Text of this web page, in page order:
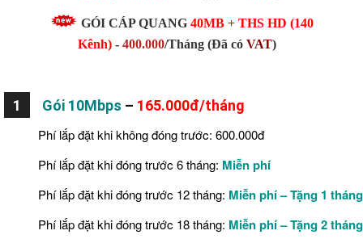
GÓI CÁP QUANG 40MB + THS HD (140
Kênh) - 400.000/Tháng (Đã có VAT)
1 Gói 10Mbps – 165.000đ/tháng
Phí lắp đặt khi không đóng trước: 600.000đ
Phí lắp đặt khi đóng trước 6 tháng: Miễn phí
Phí lắp đặt khi đóng trước 12 tháng: Miễn phí – Tặng 1
Phí lắp đặt khi đóng trước 18 tháng: Miễn phí – Tặng 2